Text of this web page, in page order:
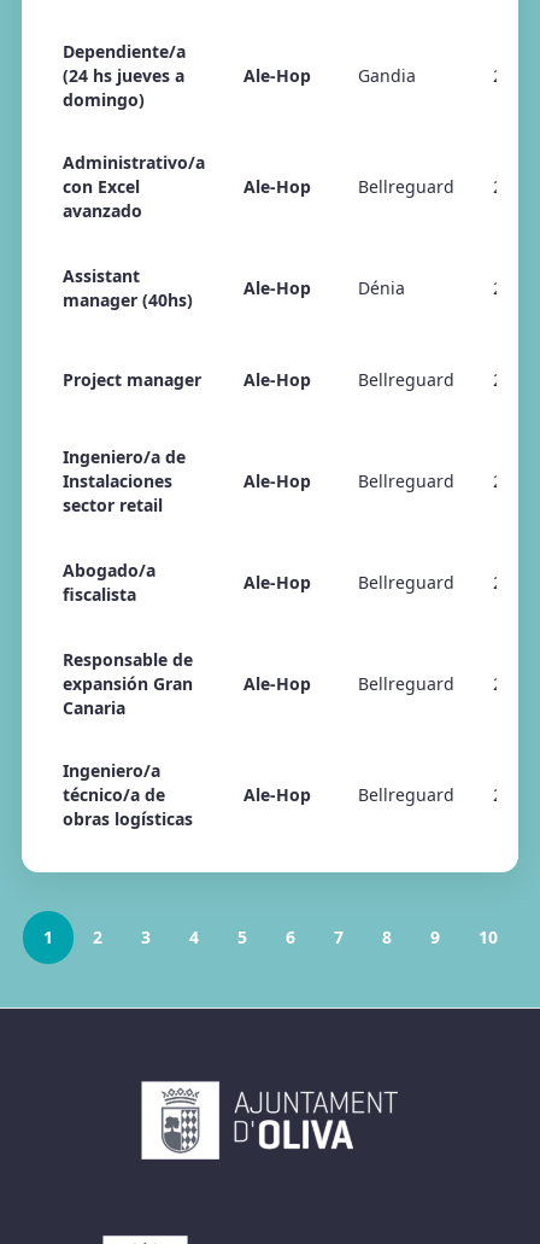
Dependiente/a
(24 hs jueves a
domingo)
Ale-Hop Gandia 23/
Administrativo/a
con Excel
avanzado
Ale-Hop Bellreguard 23/
Assistant
manager (40hs)
Ale-Hop Dénia 23/
Project manager Ale-Hop Bellreguard 23/
Ingeniero/a de
Instalaciones
sector retail
Ale-Hop Bellreguard 23/
Abogado/a
fiscalista
Ale-Hop Bellreguard 23/
Responsable de
expansión Gran
Canaria
Ale-Hop Bellreguard 23/
Ingeniero/a
técnico/a de
obras logísticas
Ale-Hop Bellreguard 23/
1 2 3 4 5 6 7 8 9 10